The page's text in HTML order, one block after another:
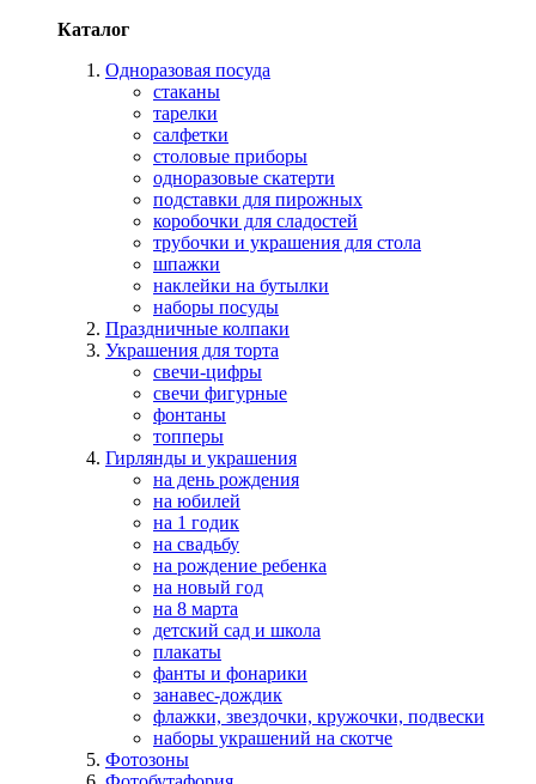
Каталог
Одноразовая посуда
стаканы
тарелки
салфетки
столовые приборы
одноразовые скатерти
подставки для пирожных
коробочки для сладостей
трубочки и украшения для стола
шпажки
наклейки на бутылки
наборы посуды
Праздничные колпаки
Украшения для торта
свечи-цифры
свечи фигурные
фонтаны
топперы
Гирлянды и украшения
на день рождения
на юбилей
на 1 годик
на свадьбу
на рождение ребенка
на новый год
на 8 марта
детский сад и школа
плакаты
фанты и фонарики
занавес-дождик
флажки, звездочки, кружочки, подвески
наборы украшений на скотче
Фотозоны